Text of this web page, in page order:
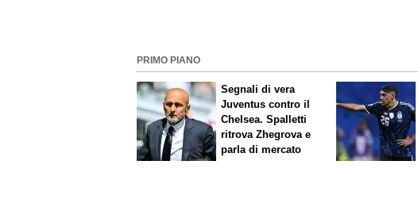
PRIMO PIANO
Segnali di vera
Juventus contro il
Chelsea. Spalletti
ritrova Zhegrova e
parla di mercato